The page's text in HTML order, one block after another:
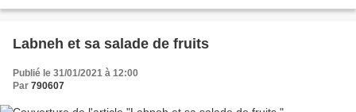
Labneh et sa salade de fruits
Publié le 31/01/2021 à 12:00
Par 790607